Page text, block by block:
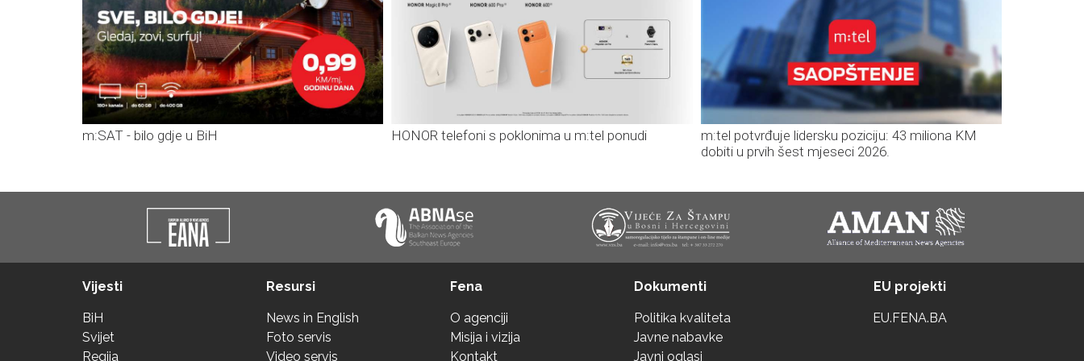
m:SAT - bilo gdje u BiH HONOR telefoni s poklonima u m:tel ponudi
m:tel potvrđuje lidersku poziciju: 43 miliona KM
dobiti u prvih šest mjeseci 2026.
Vijesti
BiH
Svijet
Regija
Resursi
News in English
Foto servis
Video servis
Fena
O agenciji
Misija i vizija
Kontakt
Dokumenti
Politika kvaliteta
Javne nabavke
Javni oglasi
EU projekti
EU.FENA.BA